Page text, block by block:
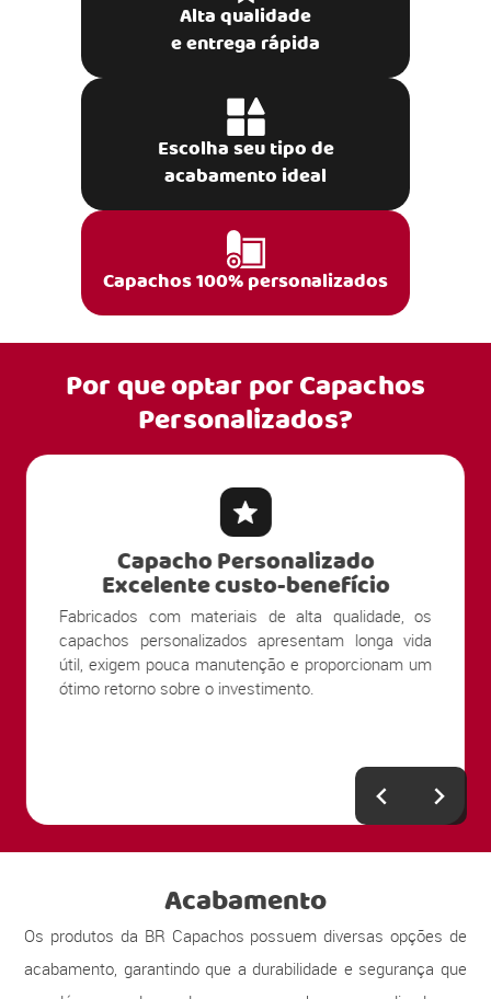
Alta qualidade
e entrega rápida
Escolha seu tipo de
acabamento ideal
Capachos 100% personalizados
Por que optar porCapachos
Personalizados?
Capacho Personalizado
Excelente custo-benefício
Fabricados com materiais de alta qualidade, os
capachos personalizados apresentam longa vida
útil, exigem pouca manutenção e proporcionam um
ótimo retorno sobre o investimento.
Acabamento
Os produtos da BR Capachos possuem diversas opções de
acabamento, garantindo que a durabilidade e segurança que